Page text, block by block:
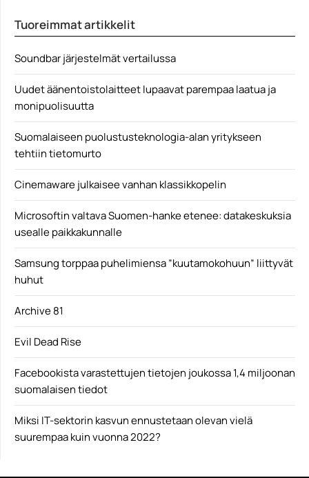
Mobiiliuutiset
Tuoreimmat artikkelit
Soundbar järjestelmät vertailussa
Uudet äänentoistolaitteet lupaavat parempaa laatua ja
monipuolisuutta
Suomalaiseen puolustusteknologia-alan yritykseen
tehtiin tietomurto
Cinemaware julkaisee vanhan klassikkopelin
Microsoftin valtava Suomen-hanke etenee: datakeskuksia
usealle paikkakunnalle
Samsung torppaa puhelimiensa ”kuutamokohuun” liittyvät
huhut
Archive 81
Evil Dead Rise
Facebookista varastettujen tietojen joukossa 1,4 miljoonan
suomalaisen tiedot
Miksi IT-sektorin kasvun ennustetaan olevan vielä
suurempaa kuin vuonna 2022?